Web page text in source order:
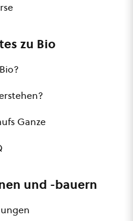
zu Bio
Ganze
und -bauern